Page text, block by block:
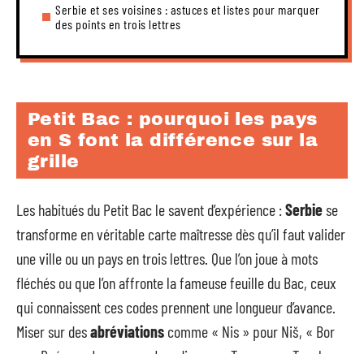
Serbie et ses voisines : astuces et listes pour marquer
des points en trois lettres
Petit Bac : pourquoi les pays
en S font la différence sur la
grille
Les habitués du Petit Bac le savent d’expérience :Serbiese
transforme en véritable carte maîtresse dès qu’il faut valider
une ville ou un pays en trois lettres. Que l’on joue à mots
fléchés ou que l’on affronte la fameuse feuille du Bac, ceux
qui connaissent ces codes prennent une longueur d’avance.
Miser sur desabréviations comme « Nis » pour Niš, « Bor